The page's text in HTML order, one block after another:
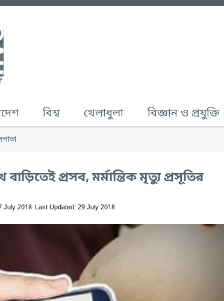
বিশ্ব খেলাধুলা বিজ্ঞান ও প্রযুক্তি
প্রসব, মর্মান্তিক মৃত্যু প্রসূতির
July 2018 Last Updated: 29 July 2018